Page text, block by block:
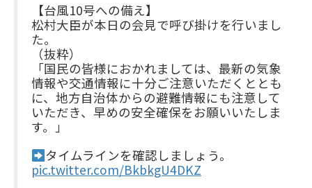
【台風10号への備え】
松村大臣が本日の会見で呼び掛けを行いまし
た。
（抜粋）
「国民の皆様におかれましては、最新の気象
情報や交通情報に十分ご注意いただくととも
に、地方自治体からの避難情報にも注意して
いただき、早めの安全確保をお願いいたしま
す。」
タイムラインを確認しましょう。
pic.twitter.com/BkbkgU4DKZ